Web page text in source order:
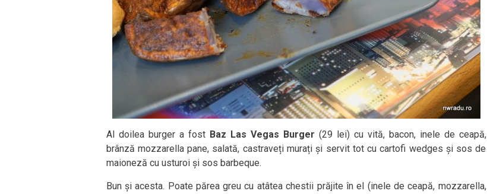
Al doilea burger a fost Baz Las Vegas Burger (29 lei) cu vită, bacon, inele de ceapă,
brânză mozzarella pane, salată, castraveți murați și servit tot cu cartofi wedges și sos de
maioneză cu usturoi și sos barbeque.
Bun și acesta. Poate părea greu cu atâtea chestii prăjite în el (inele de ceapă, mozzarella,